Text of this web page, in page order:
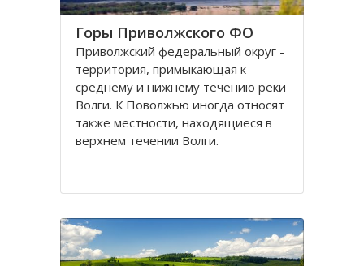
Горы Приволжского ФО
Приволжский федеральный округ -
территория, примыкающая к
среднему и нижнему течению реки
Волги. К Поволжью иногда относят
также местности, находящиеся в
верхнем течении Волги.
преимущественно равнинный, с
юг к Каспийскому морю.
Правобережье